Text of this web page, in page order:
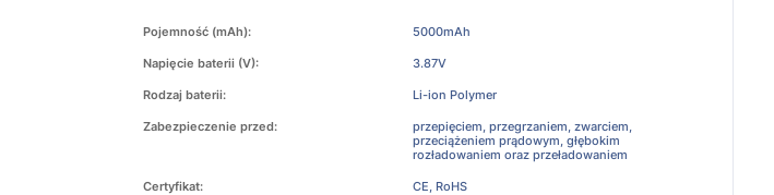
Pojemność (mAh): 5000mAh
Napięcie baterii (V): 3.87V
Rodzaj baterii: Li-ion Polymer
Zabezpieczenie przed:
przepięciem, przegrzaniem, zwarciem,
przeciążeniem prądowym, głębokim
rozładowaniem oraz przeładowaniem
Certyfikat: CE, RoHS